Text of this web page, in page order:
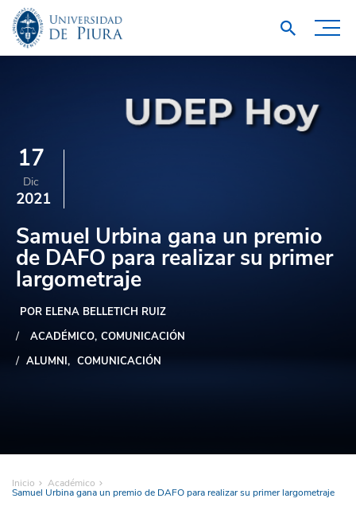
17
Dic
2021
Samuel Urbina gana un premio
de DAFO para realizar su primer
largometraje
POR ELENA BELLETICH RUIZ
ACADÉMICO COMUNICACIÓN
ALUMNI
COMUNICACIÓN
Inicio Académico
Samuel Urbina gana un premio de DAFO para realizar su primer largometraje